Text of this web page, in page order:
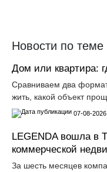
Новости по теме
Дом или квартира:
Сравниваем два
жить, какой объект
07-08-
LEGENDA вошла в
коммерческой
За шесть месяцев